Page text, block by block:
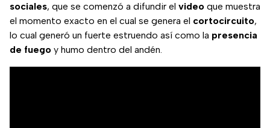
sociales, que se comenzó a difundir el video que muestra
el momento exacto en el cual se genera el cortocircuito,
lo cual generó un fuerte estruendo así como la presencia
de fuego y humo dentro del andén.